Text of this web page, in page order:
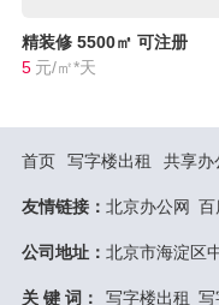
精装修 5500㎡ 可注册
5 元/㎡*天
首页 写字楼出租 共享办
友情链接： 北京办公网 百
公司地址： 北京市海淀区
关 键 词： 写字楼出租 写